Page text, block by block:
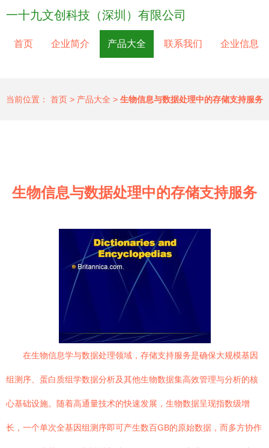
一十九文创科技（深圳）有限公司
首页 企业简介 产品大全 联系我们 企业信息
当前位置： 首页 > 产品大全 > 生物信息与数据处理中的存储支持服务
生物信息与数据处理中的存储支持服务
在生物信息学与数据处理领域，存储支持服务是确保大规模基因
组测序、蛋白质组学数据分析及其他生物数据集高效管理与分析的核
心基础设施。随着高通量技术的快速发展，生物数据呈现指数级增
长，一个单次全基因组测序即可产生数百GB的原始数据，而多方协作